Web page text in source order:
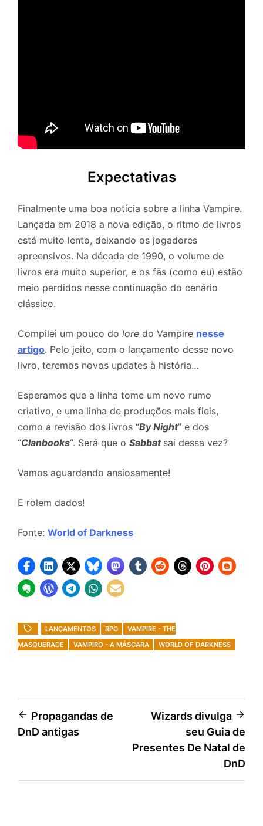
Expectativas
Finalmente uma boa notícia sobre a linha Vampire.
Lançada em 2018 a nova edição, o ritmo de livros
está muito lento, deixando os jogadores
apreensivos. Na década de 1990, o volume de
livros era muito superior, e os fãs (como eu) estão
meio perdidos nesse continuação do cenário
clássico.
Compilei um pouco do lore do Vampire nesse
artigo. Pelo jeito, com o lançamento desse novo
livro, teremos novos updates à história…
Esperamos que a linha tome um novo rumo
criativo, e uma linha de produções mais fieis,
como a revisão dos livros “By Night” e dos
“Clanbooks“. Será que o Sabbat sai dessa vez?
Vamos aguardando ansiosamente!
E rolem dados!
Fonte: World of Darkness
LANÇAMENTOS RPG
VAMPIRE - THE
MASQUERADE
VAMPIRO - A MÁSCARA WORLD OF DARKNESS
Navegação
de
Propagandas de
DnD antigas
Wizards divulga
seu Guia de
Presentes De Natal de
DnD